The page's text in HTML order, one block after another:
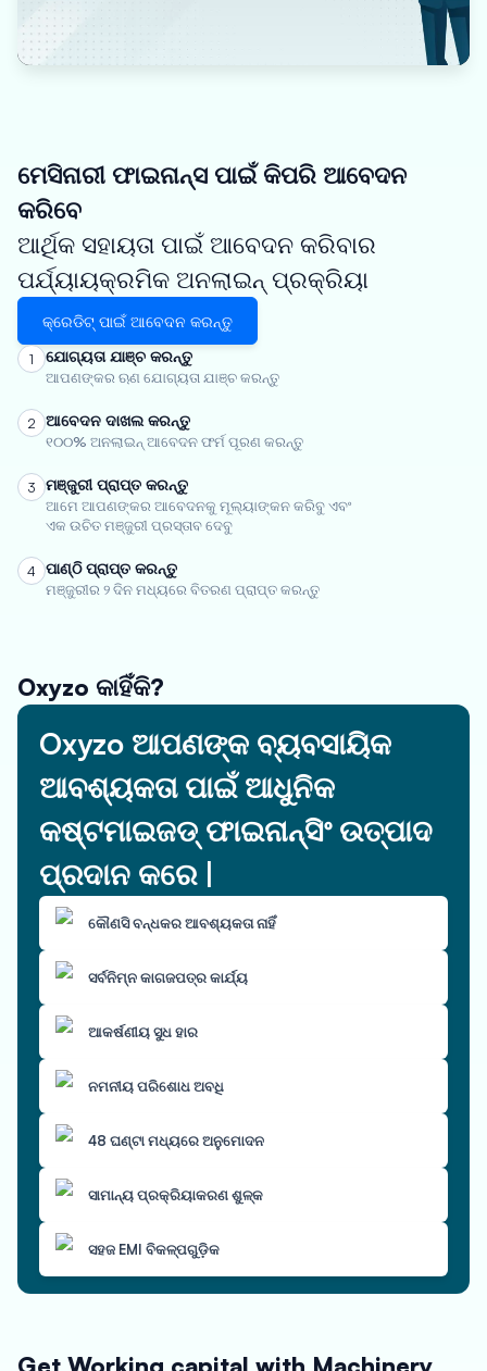
ମେସିନାରୀ ଫାଇନାନ୍ସ ପାଇଁ କିପରି ଆବେଦନ
କରିବେ
ଆର୍ଥିକ ସହାୟତା ପାଇଁ ଆବେଦନ କରିବାର
ପର୍ଯ୍ୟାୟକ୍ରମିକ ଅନଲାଇନ୍ ପ୍ରକ୍ରିୟା
କ୍ରେଡିଟ୍ ପାଇଁ ଆବେଦନ କରନ୍ତୁ
1 ଯୋଗ୍ୟତା ଯାଞ୍ଚ କରନ୍ତୁ
ଆପଣଙ୍କର ଋଣ ଯୋଗ୍ୟତା ଯାଞ୍ଚ କରନ୍ତୁ
2 ଆବେଦନ ଦାଖଲ କରନ୍ତୁ
୧୦୦% ଅନଲାଇନ୍ ଆବେଦନ ଫର୍ମ ପୂରଣ କରନ୍ତୁ
3 ମଞ୍ଜୁରୀ ପ୍ରାପ୍ତ କରନ୍ତୁ
ଆମେ ଆପଣଙ୍କର ଆବେଦନକୁ ମୂଲ୍ୟାଙ୍କନ କରିବୁ ଏବଂ
ଏକ ଉଚିତ ମଞ୍ଜୁରୀ ପ୍ରସ୍ତାବ ଦେବୁ
4 ପାଣ୍ଠି ପ୍ରାପ୍ତ କରନ୍ତୁ
ମଞ୍ଜୁରୀର ୨ ଦିନ ମଧ୍ୟରେ ବିତରଣ ପ୍ରାପ୍ତ କରନ୍ତୁ
Oxyzo କାହିଁକି?
Oxyzo ଆପଣଙ୍କ ବ୍ୟବସାୟିକ
ଆବଶ୍ୟକତା ପାଇଁ ଆଧୁନିକ
କଷ୍ଟମାଇଜଡ୍ ଫାଇନାନ୍ସିଂ ଉତ୍ପାଦ
ପ୍ରଦାନ କରେ |
କୌଣସି ବନ୍ଧକର ଆବଶ୍ୟକତା ନାହିଁ
ସର୍ବନିମ୍ନ କାଗଜପତ୍ର କାର୍ଯ୍ୟ
ଆକର୍ଷଣୀୟ ସୁଧ ହାର
ନମନୀୟ ପରିଶୋଧ ଅବଧି
48 ଘଣ୍ଟା ମଧ୍ୟରେ ଅନୁମୋଦନ
ସାମାନ୍ୟ ପ୍ରକ୍ରିୟାକରଣ ଶୁଳ୍କ
ସହଜ EMI ବିକଳ୍ପଗୁଡ଼ିକ
Get Working capital with Machinery